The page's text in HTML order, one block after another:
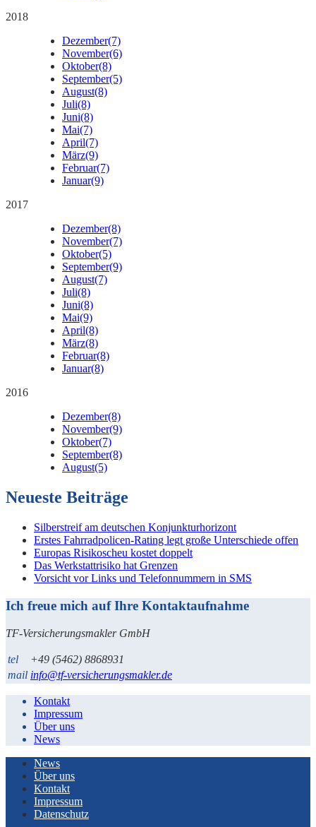
2018
Dezember(7)
November(6)
Oktober(8)
September(5)
August(8)
Juli(8)
Juni(8)
Mai(7)
April(7)
März(9)
Februar(7)
Januar(9)
2017
Dezember(8)
November(7)
Oktober(5)
September(9)
August(7)
Juli(8)
Juni(8)
Mai(9)
April(8)
März(8)
Februar(8)
Januar(8)
2016
Dezember(8)
November(9)
Oktober(7)
September(8)
August(5)
Neueste Beiträge
Silberstreif am deutschen Konjunkturhorizont
Erstes Fahrradpolicen-Rating legt große Unterschiede offen
Europas Risikoscheu kostet doppelt
Das Werkstattrisiko hat Grenzen
Vorsicht vor Links und Telefonnummern in SMS
Ich freue mich auf Ihre Kontaktaufnahme
TF-Versicherungsmakler GmbH
tel
+49 (5462) 8868931
mail info@tf-versicherungsmakler.de
Kontakt
Impressum
Über uns
News
News
Über uns
Kontakt
Impressum
Datenschutz